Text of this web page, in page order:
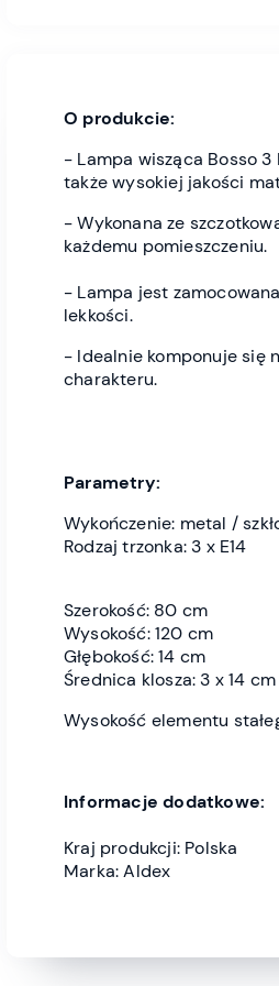
O produkcie:
- Lampa wisząca Bosso
także wysokiej jakości
- Wykonana ze
każdemu pomieszczeniu.
- Lampa jest
lekkości.
- Idealnie komponuje się
charakteru.
Parametry:
Wykończenie: metal /
Rodzaj trzonka: 3 x E14
Szerokość: 80 cm
Wysokość: 120 cm
Głębokość: 14 cm
Średnica klosza: 3 x 14 cm
Wysokość elementu
Informacje dodatkowe:
Kraj produkcji: Polska
Marka: Aldex